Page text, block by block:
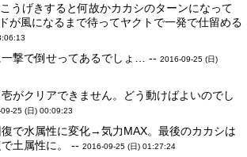
うげきすると何故かカカシのターンになって
が風になるまで待ってヤクトで一発で仕留める
一撃で倒せってあるでしょ… --2016-09-25 (日)
がクリアできません。どう動けばよいのでし
25 (日) 00:09:23
で水属性に変化→気力MAX。最後のカカシは
で土属性に。 --2016-09-25 (日) 01:27:24